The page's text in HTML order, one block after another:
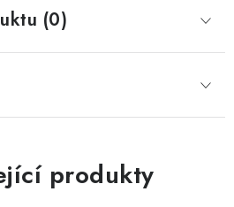
(0)
produkty